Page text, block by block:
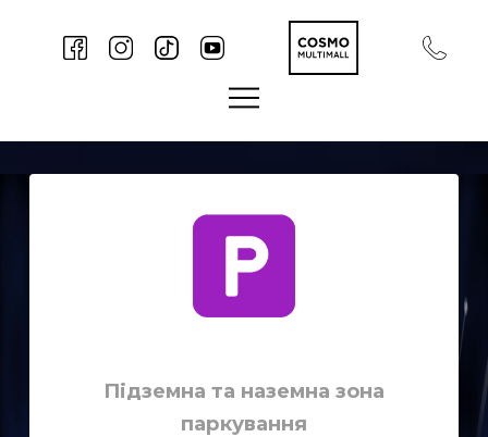
Підземна та наземна зона
паркування